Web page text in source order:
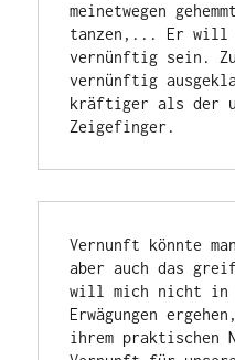
meinetwegen
tanzen,... Er will
vernünftig sein.
vernünftig
kräftiger als der
Zeigefinger.
Vernunft könnte
aber auch das
will mich nicht in
Erwägungen
ihrem